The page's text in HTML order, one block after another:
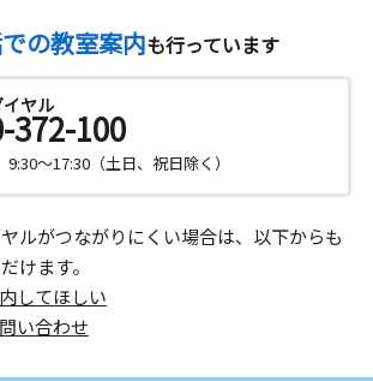
の教室案内も行っています
ヤル
372-100
9:30～17:30（土日、祝日除く）
ルがつながりにくい場合は、以下からも
けます。
してほしい
い合わせ